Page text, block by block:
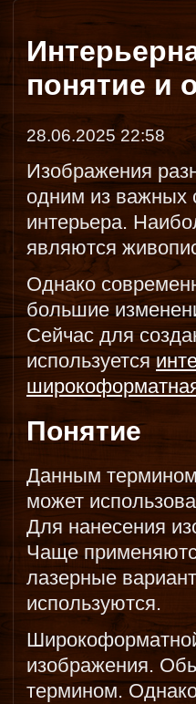
понятие и
28.06.2025 22:58
Изображения
одним из важных
интерьера.
являются
Однако
большие
Сейчас для
используется
Понятие
Данным термином
может
Для нанесения
Чаще
лазерные
используются.
изображения.
термином.